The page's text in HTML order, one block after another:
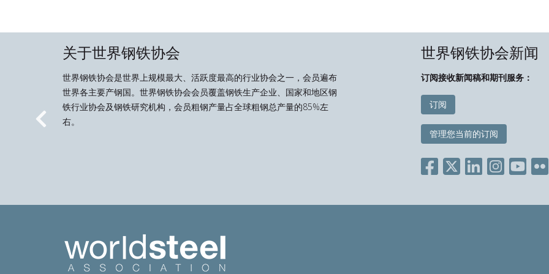
关于世界钢铁协会
世界钢铁协会是世界上规模最大、活跃度最高的行业协会之一，会员遍布
世界各主要产钢国。世界钢铁协会会员覆盖钢铁生产企业、国家和地区钢
铁行业协会及钢铁研究机构，会员粗钢产量占全球粗钢总产量的85%左
右。
世界钢铁协会新闻
订阅接收新闻稿和期刊服务：
订阅
管理您当前的订阅
Previous